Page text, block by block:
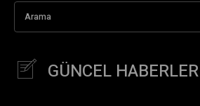
Arama
GÜNCEL HABERLER